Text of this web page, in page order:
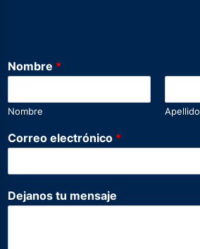
D
e
a
n
s
C
r
Nombre *
Nombre Apellido
Correo electrónico *
Dejanos tu mensaje